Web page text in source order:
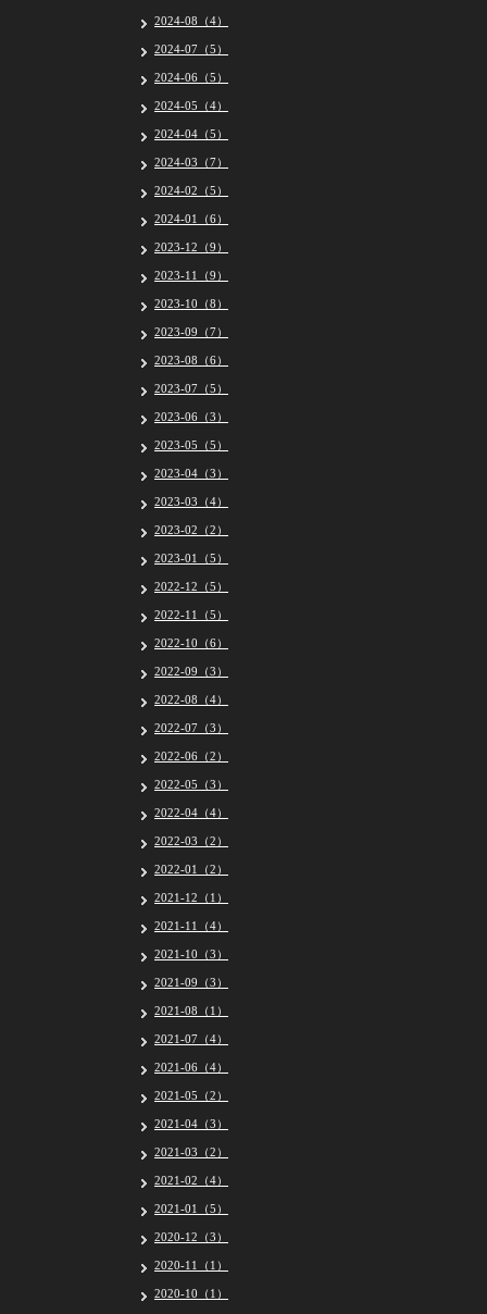
2024-08（4）
2024-07（5）
2024-06（5）
2024-05（4）
2024-04（5）
2024-03（7）
2024-02（5）
2024-01（6）
2023-12（9）
2023-11（9）
2023-10（8）
2023-09（7）
2023-08（6）
2023-07（5）
2023-06（3）
2023-05（5）
2023-04（3）
2023-03（4）
2023-02（2）
2023-01（5）
2022-12（5）
2022-11（5）
2022-10（6）
2022-09（3）
2022-08（4）
2022-07（3）
2022-06（2）
2022-05（3）
2022-04（4）
2022-03（2）
2022-01（2）
2021-12（1）
2021-11（4）
2021-10（3）
2021-09（3）
2021-08（1）
2021-07（4）
2021-06（4）
2021-05（2）
2021-04（3）
2021-03（2）
2021-02（4）
2021-01（5）
2020-12（3）
2020-11（1）
2020-10（1）